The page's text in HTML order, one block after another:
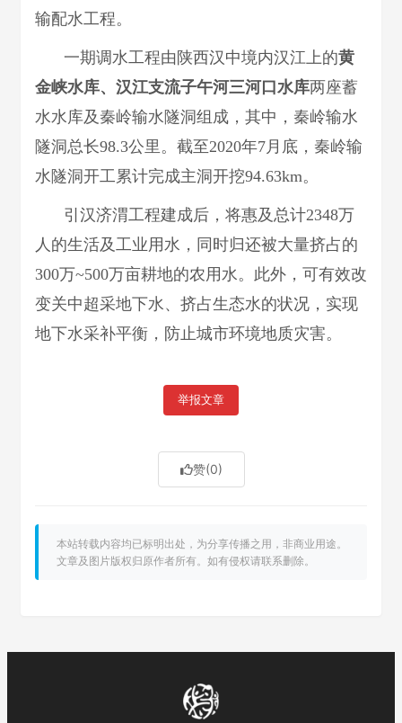
输配水工程。
一期调水工程由陕西汉中境内汉江上的黄
金峡水库、汉江支流子午河三河口水库两座蓄
水水库及秦岭输水隧洞组成，其中，秦岭输水
隧洞总长98.3公里。截至2020年7月底，秦岭输
水隧洞开工累计完成主洞开挖94.63km。
引汉济渭工程建成后，将惠及总计2348万
人的生活及工业用水，同时归还被大量挤占的
300万~500万亩耕地的农用水。此外，可有效改
变关中超采地下水、挤占生态水的状况，实现
地下水采补平衡，防止城市环境地质灾害。
举报文章
赞(0)
本站转载内容均已标明出处，为分享传播之用，非商业用途。
文章及图片版权归原作者所有。如有侵权请联系删除。